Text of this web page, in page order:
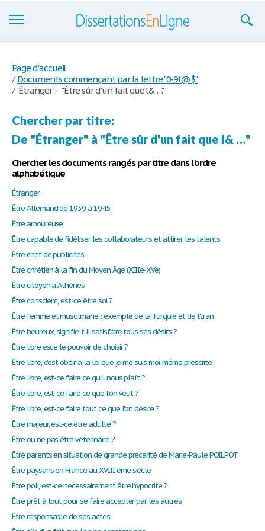
S'inscrire
Contactez-nous
Page d'accueil
/ Documents commençant par la lettre "0-9!@$"
/"Étranger" – "Être sûr d'un fait que l& …"
Chercher par titre:
De "Étranger" à "Être sûr d'un fait que l& …"
Chercher les documents rangés par titre dans l'ordre
alphabétique
Étranger
Être Allemand de 1939 à 1945
Être amoureuse
Être capable de fidéliser les collaborateurs et attirer les talents
Être chef de publicités
Être chrétien à la fin du Moyen Âge (XIIIe-XVe)
Être citoyen à Athènes
Être conscient, est-ce être soi ?
Être femme et musulmane : exemple de la Turquie et de l'Iran
Être heureux, signifie-t-il satisfaire tous ses désirs ?
Être libre esce le pouvoir de choisir ?
Être libre, c'est obéir à la loi que je me suis moi-même prescrite
Ëtre libre, est-ce faire ce qu'il nous plaît ?
Être libre, est-ce faire ce que l'on veut ?
Être libre, est-ce faire tout ce que l'on désire ?
Être majeur, est-ce être adulte ?
Être ou ne pas être vétérinaire ?
Être parents en situation de grande précarité de Marie-Paule POILPOT
Être paysans en France au XVIII eme siècle
Être poli, est-ce nécessairement être hypocrite ?
Être prêt à tout pour se faire accepter par les autres
Être responsable de ses actes